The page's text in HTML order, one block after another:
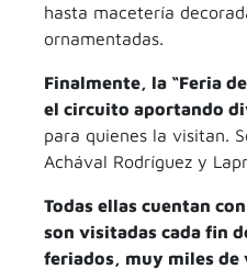
hasta macetería
ornamentadas.
Finalmente, la “Feria
el circuito aportando
para quienes la visitan.
Achával Rodríguez y
Todas ellas cuentan
son visitadas cada fin
feriados, muy miles de